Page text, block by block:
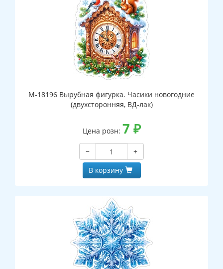
М-18196 Вырубная фигурка. Часики новогодние
(двухсторонняя, ВД-лак)
Цена розн: 7 ₽
−
+
В корзину